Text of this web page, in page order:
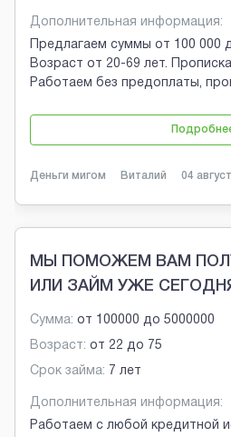
Дополнительная информация:
Предлагаем суммы от 100 000
Возраст от 20-69 лет.
Работаем без предоплаты,
Деньги мигом Виталий 04
МЫ ПОМОЖЕМ ВАМ
ИЛИ ЗАЙМ УЖЕ
Сумма: от 100000 до 5000000
Возраст: от 22 до 75
Срок займа: 7 лет
Дополнительная информация:
Работаем с любой кредитной